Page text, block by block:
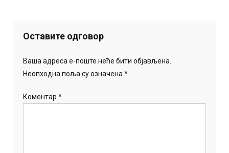
Оставите одговор
Ваша адреса е-поште неће бити објављена.
Неопходна поља су означена*
Коментар*